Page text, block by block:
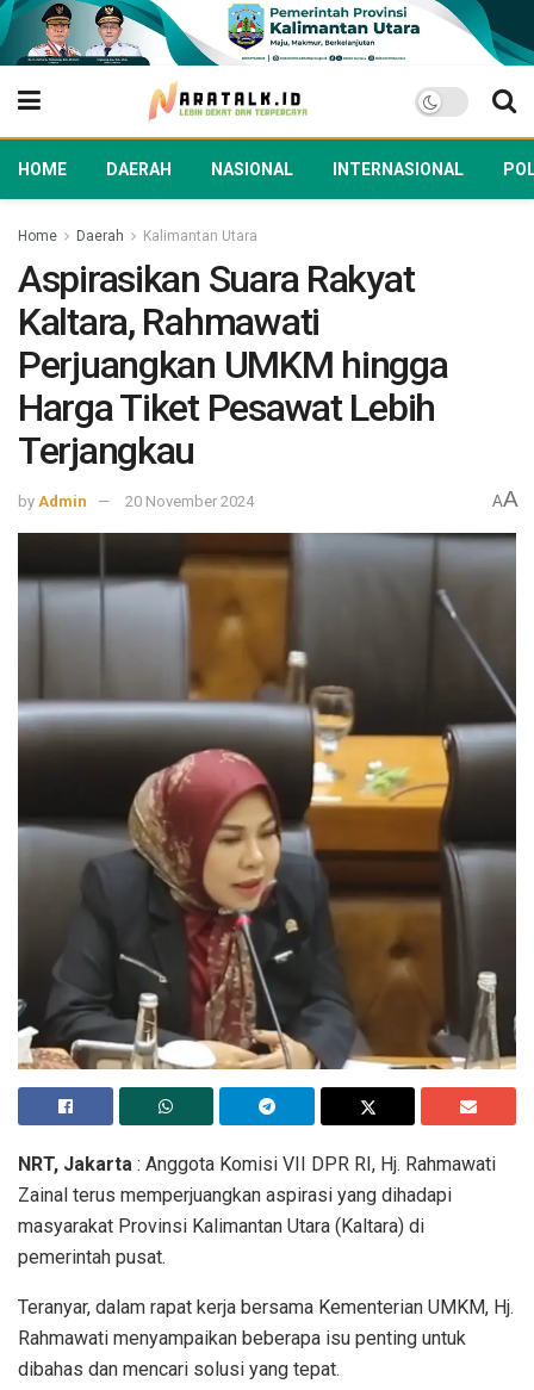
HOME DAERAH NASIONAL INTERNASIONAL
Home Daerah Kalimantan Utara
Aspirasikan Suara Rakyat
Kaltara, Rahmawati
Perjuangkan UMKM hingga
Harga Tiket Pesawat Lebih
Terjangkau
by Admin 20 November 2024 AA
NRT, Jakarta : Anggota Komisi VII DPR RI, Hj. Rahmawati
Zainal terus memperjuangkan aspirasi yang dihadapi
masyarakat Provinsi Kalimantan Utara (Kaltara) di
pemerintah pusat.
Teranyar, dalam rapat kerja bersama Kementerian UMKM, Hj.
Rahmawati menyampaikan beberapa isu penting untuk
dibahas dan mencari solusi yang tepat.